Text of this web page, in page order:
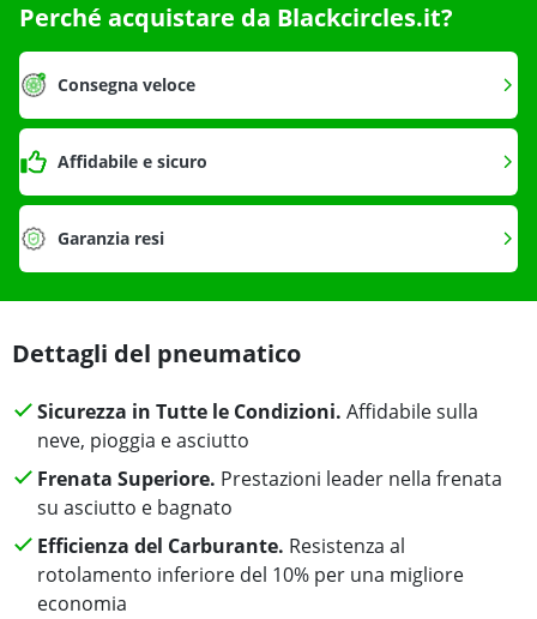
Perché acquistare da Blackcircles.it?
Consegna veloce
Affidabile e sicuro
Garanzia resi
Dettagli del pneumatico
Sicurezza in Tutte le Condizioni. Affidabile sulla
neve, pioggia e asciutto
Frenata Superiore. Prestazioni leader nella frenata
su asciutto e bagnato
Efficienza del Carburante. Resistenza al
rotolamento inferiore del 10% per una migliore
economia